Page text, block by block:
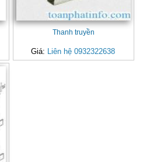
Thanh truyền
Giá: Liên hệ 0932322638